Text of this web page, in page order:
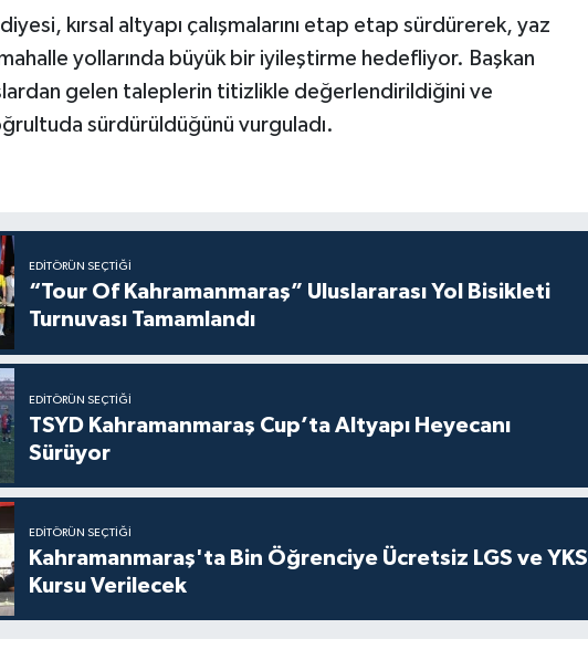
kırsal altyapı çalışmalarını etap etap sürdürerek, yaz
yollarında büyük bir iyileştirme hedefliyor. Başkan
gelen taleplerin titizlikle değerlendirildiğini ve
sürdürüldüğünü vurguladı.
EDITÖRÜN SEÇTIĞI
“Tour Of Kahramanmaraş” Uluslararası Yol Bisikleti
Turnuvası Tamamlandı
EDITÖRÜN SEÇTIĞI
TSYD Kahramanmaraş Cup’ta Altyapı Heyecanı
Sürüyor
EDITÖRÜN SEÇTIĞI
Kahramanmaraş'ta Bin Öğrenciye Ücretsiz LGS ve YKS
Kursu Verilecek